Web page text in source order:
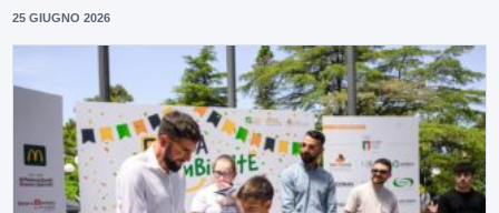
25 GIUGNO 2026